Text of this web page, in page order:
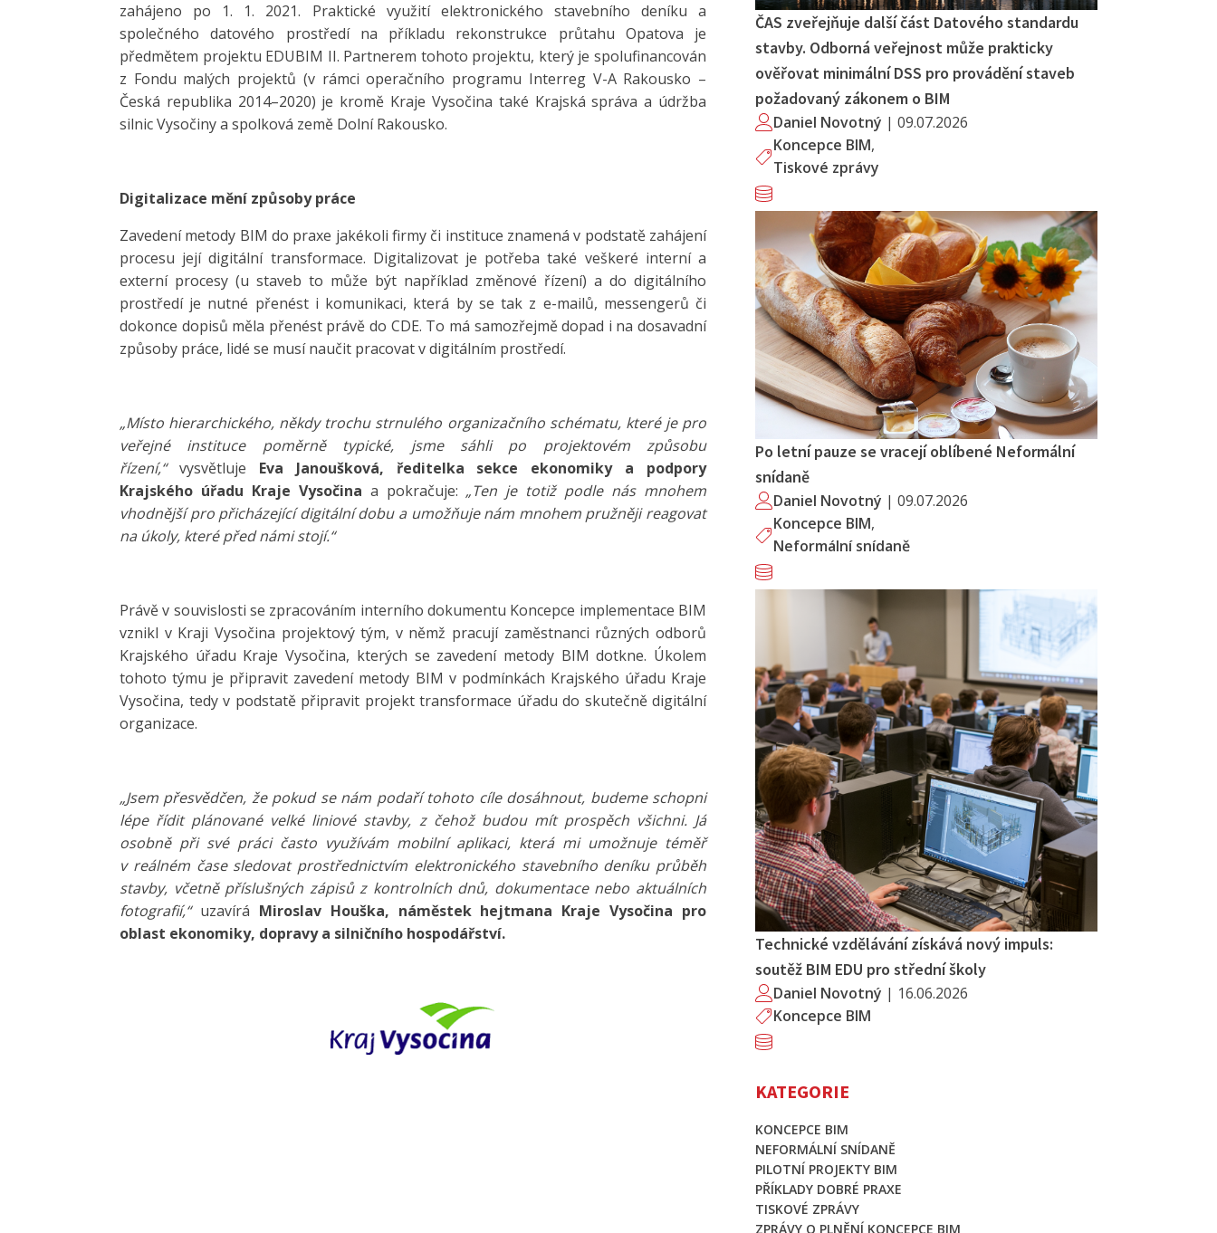
zahájeno po 1. 1. 2021. Praktické využití elektronického stavebního deníku a
společného datového prostředí na příkladu rekonstrukce průtahu Opatova je
předmětem projektu EDUBIM II. Partnerem tohoto projektu, který je spolufinancován
z Fondu malých projektů (v rámci operačního programu Interreg V-A Rakousko –
Česká republika 2014–2020) je kromě Kraje Vysočina také Krajská správa a údržba
silnic Vysočiny a spolková země Dolní Rakousko.
Digitalizace mění způsoby práce
Zavedení metody BIM do praxe jakékoli firmy či instituce znamená v podstatě zahájení
procesu její digitální transformace. Digitalizovat je potřeba také veškeré interní a
externí procesy (u staveb to může být například změnové řízení) a do digitálního
prostředí je nutné přenést i komunikaci, která by se tak z e-mailů, messengerů či
dokonce dopisů měla přenést právě do CDE. To má samozřejmě dopad i na dosavadní
způsoby práce, lidé se musí naučit pracovat v digitálním prostředí.
„Místo hierarchického, někdy trochu strnulého organizačního schématu, které je pro
veřejné instituce poměrně typické, jsme sáhli po projektovém způsobu
řízení,“vysvětluje Eva Janoušková, ředitelka sekce ekonomiky a podpory
Krajského úřadu Kraje Vysočina a pokračuje: „Ten je totiž podle nás mnohem
vhodnější pro přicházející digitální dobu a umožňuje nám mnohem pružněji reagovat
na úkoly, které před námi stojí.“
Právě v souvislosti se zpracováním interního dokumentu Koncepce implementace BIM
vznikl v Kraji Vysočina projektový tým, v němž pracují zaměstnanci různých odborů
Krajského úřadu Kraje Vysočina, kterých se zavedení metody BIM dotkne. Úkolem
tohoto týmu je připravit zavedení metody BIM v podmínkách Krajského úřadu Kraje
Vysočina, tedy v podstatě připravit projekt transformace úřadu do skutečně digitální
organizace.
„Jsem přesvědčen, že pokud se nám podaří tohoto cíle dosáhnout, budeme schopni
lépe řídit plánované velké liniové stavby, z čehož budou mít prospěch všichni. Já
osobně při své práci často využívám mobilní aplikaci, která mi umožnuje téměř
v reálném čase sledovat prostřednictvím elektronického stavebního deníku průběh
stavby, včetně příslušných zápisů z kontrolních dnů, dokumentace nebo aktuálních
fotografií,“uzavírá Miroslav Houška, náměstek hejtmana Kraje Vysočina pro
oblast ekonomiky, dopravy a silničního hospodářství.
ČAS zveřejňuje další část Datového standardu
stavby. Odborná veřejnost může prakticky
ověřovat minimální DSS pro provádění staveb
požadovaný zákonem o BIM
Daniel Novotný | 09.07.2026
Koncepce BIM,
Tiskové zprávy
Po letní pauze se vracejí oblíbené Neformální
snídaně
Daniel Novotný | 09.07.2026
Koncepce BIM,
Neformální snídaně
Technické vzdělávání získává nový impuls:
soutěž BIM EDU pro střední školy
Daniel Novotný | 16.06.2026
Koncepce BIM
KATEGORIE
KONCEPCE BIM
NEFORMÁLNÍ SNÍDANĚ
PILOTNÍ PROJEKTY BIM
PŘÍKLADY DOBRÉ PRAXE
TISKOVÉ ZPRÁVY
ZPRÁVY O PLNĚNÍ KONCEPCE BIM